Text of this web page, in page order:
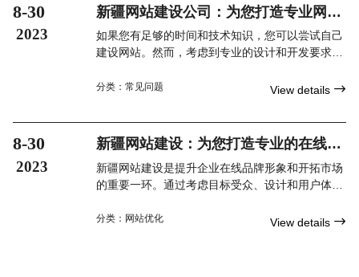
8-30
2023
新疆网站建设公司：为您打造专业网站
的首选
如果您有足够的时间和技术知识，您可以尝试自己
建设网站。然而，考虑到专业的设计和开发要求，
聘请专业团队通常是更可靠和高效的选择。
分类： 常见问题 View details 
8-30
2023
新疆网站建设：为您打造专业的在线品
牌形象
新疆网站建设是提升企业在线品牌形象和开拓市场
的重要一环。通过考虑目标受众、设计和用户体
建一个与企业形象一致、用户友好且优化良好的网
分类： 网站优化 View details 